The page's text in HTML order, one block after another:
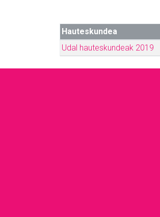
Hauteskundea
Udal hauteskundeak 2019